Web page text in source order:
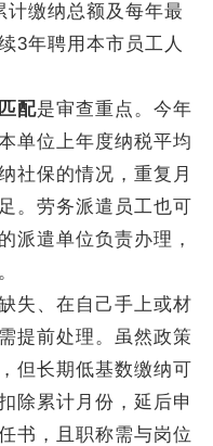
缴纳总额及每年最
3年聘用本市员工人
配是审查重点。今年
单位上年度纳税平均
社保的情况，重复月
。劳务派遣员工也可
派遣单位负责办理，
、在自己手上或材
提前处理。虽然政策
但长期低基数缴纳可
除累计月份，延后申
书，且职称需与岗位